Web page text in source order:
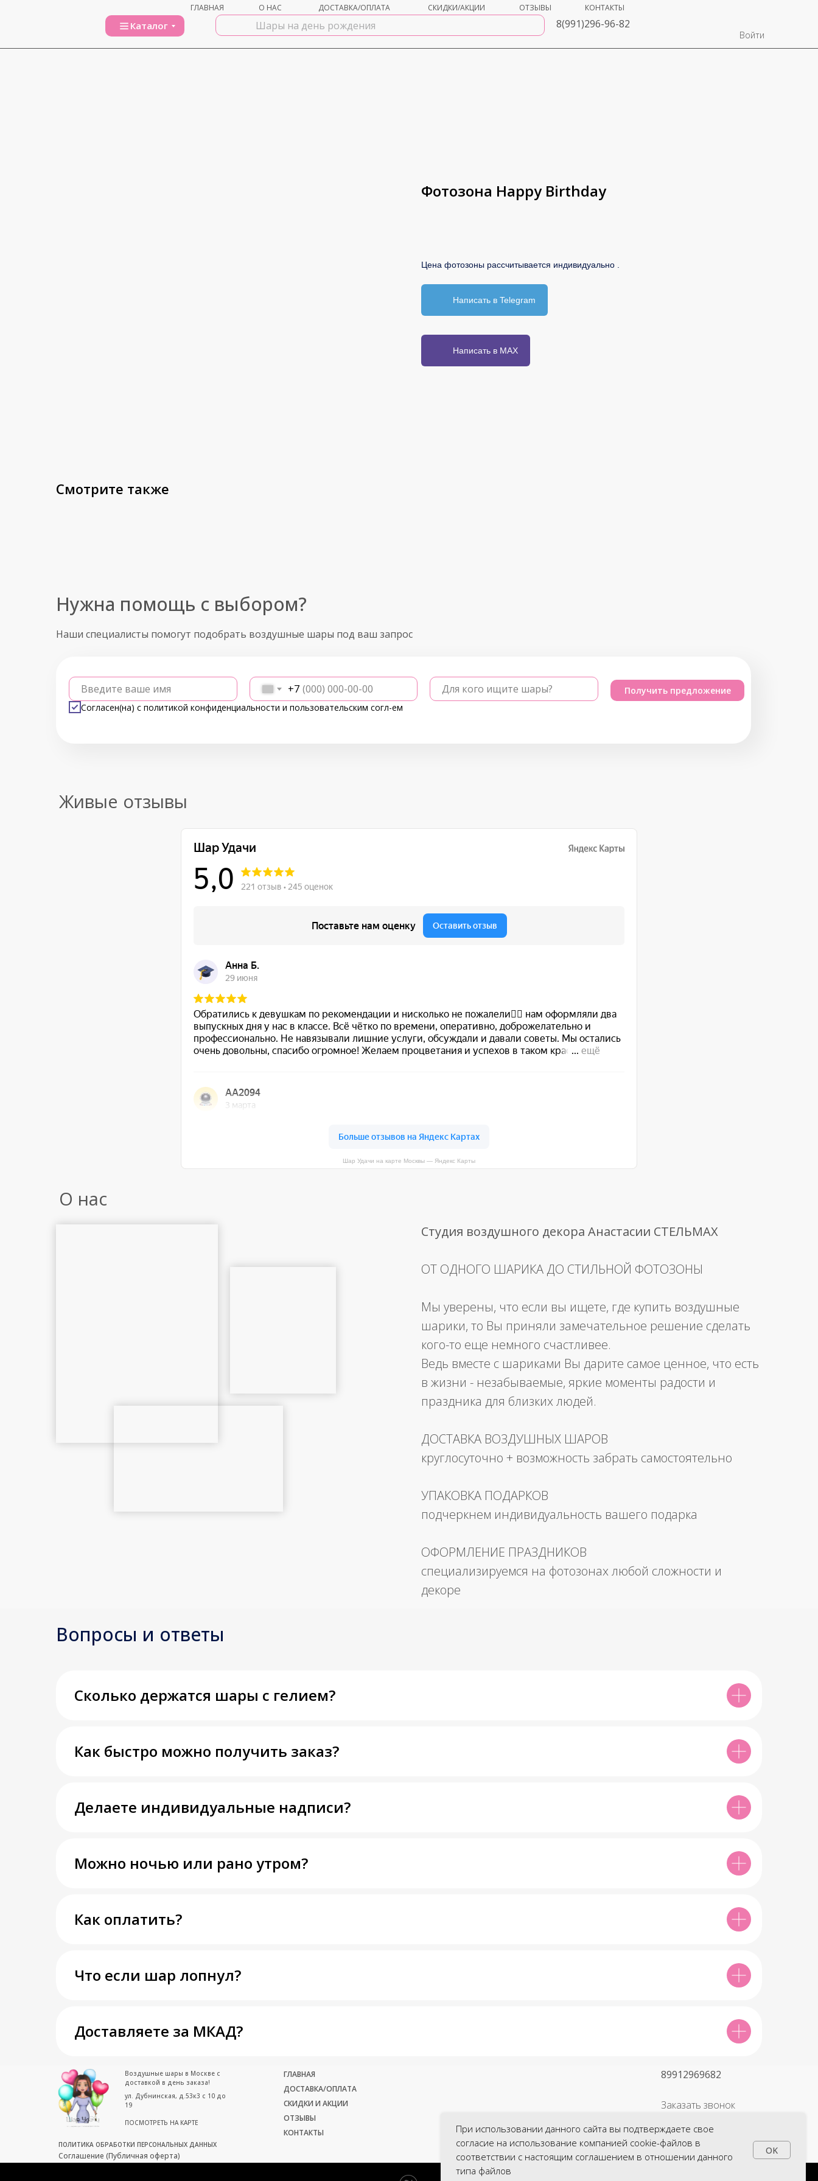
О НАС
ГЛАВНАЯ СКИДКИ/АКЦИИ
ДОСТАВКА/ОПЛАТА ОТЗЫВЫ КОНТАКТЫ
Каталог
Войти
8(991)296-96-82
При использовании данного сайта вы подтверждаете свое
согласие на использование компанией cookie-файлов в
соответствии с настоящим соглашением в отношении данного
типа файлов
OK
Фотозона Нарру Birthday
Цена фотозоны рассчитывается индивидуально .
Написать в Telegram
Написать в MAX
Смотрите также
Наши специалисты помогут подобрать воздушные шары под ваш запрос
Введите ваше имя +7 Для кого ищите шары?
Согласен(на) с политикой конфиденциальности и пользовательским согл-ем
Получить предложение
Нужна помощь с выбором?
Живые отзывы
Шар Удачи на карте Москвы — Яндекс Карты
О нас
Студия воздушного декора Анастасии СТЕЛЬМАХ
ОТ ОДНОГО ШАРИКА ДО СТИЛЬНОЙ ФОТОЗОНЫ
Мы уверены, что если вы ищете, где купить воздушные
шарики, то Вы приняли замечательное решение сделать
кого-то еще немного счастливее.
Ведь вместе с шариками Вы дарите самое ценное, что есть
в жизни - незабываемые, яркие моменты радости и
праздника для близких людей.
ДОСТАВКА ВОЗДУШНЫХ ШАРОВ
круглосуточно + возможность забрать самостоятельно
УПАКОВКА ПОДАРКОВ
подчеркнем индивидуальность вашего подарка
ОФОРМЛЕНИЕ ПРАЗДНИКОВ
специализируемся на фотозонах любой сложности и
декоре
Вопросы и ответы
Сколько держатся шары с гелием?
Как быстро можно получить заказ?
Делаете индивидуальные надписи?
Можно ночью или рано утром?
Как оплатить?
Что если шар лопнул?
Доставляете за МКАД?
ул. Дубнинская, д.53к3 с 10 до
19
ПОСМОТРЕТЬ НА КАРТЕ ОТЗЫВЫ
ГЛАВНАЯ
ДОСТАВКА/ОПЛАТА
СКИДКИ И АКЦИИ
КОНТАКТЫ
89912969682
Воздушные шары в Москве с
доставкой в день заказа!
Заказать звонок
Оставить заявку
ПОЛИТИКА ОБРАБОТКИ ПЕРСОНАЛЬНЫХ ДАННЫХ
Соглашение (Публичная оферта)